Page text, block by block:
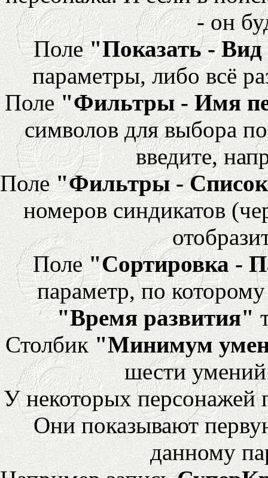
- он
Поле"Показать -
параметры, либо всё
Поле"Фильтры - Имя
символов для выбора
введите,
Поле"Фильтры - Список
номеров синдикатов
Поле"Сортировка -
параметр, по
"Время развития"
Столбик "Минимум
шести
У некоторых персонажей
Они показывают
данному